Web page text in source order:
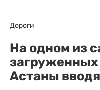
Дороги
На одном из
Астаны